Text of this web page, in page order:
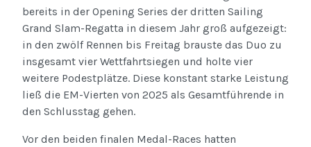
bereits in der Opening Series der dritten Sailing
Grand Slam-Regatta in diesem Jahr groß aufgezeigt:
in den zwölf Rennen bis Freitag brauste das Duo zu
insgesamt vier Wettfahrtsiegen und holte vier
weitere Podestplätze. Diese konstant starke Leistung
ließ die EM-Vierten von 2025 als Gesamtführende in
den Schlusstag gehen.
Vor den beiden finalen Medal-Races hatten